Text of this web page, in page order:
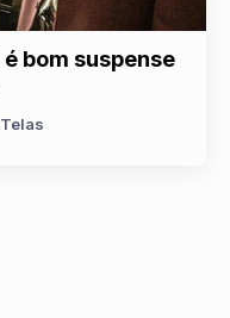
bom suspense